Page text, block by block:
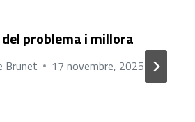
problema i millora
Brunet 17 novembre, 2025